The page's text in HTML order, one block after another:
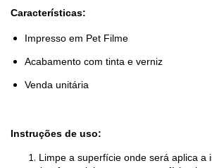
Características:
Impresso em Pet Filme
Acabamento com tinta e verniz
Venda unitária
Instruções de uso:
Limpe a superfície onde será aplica a